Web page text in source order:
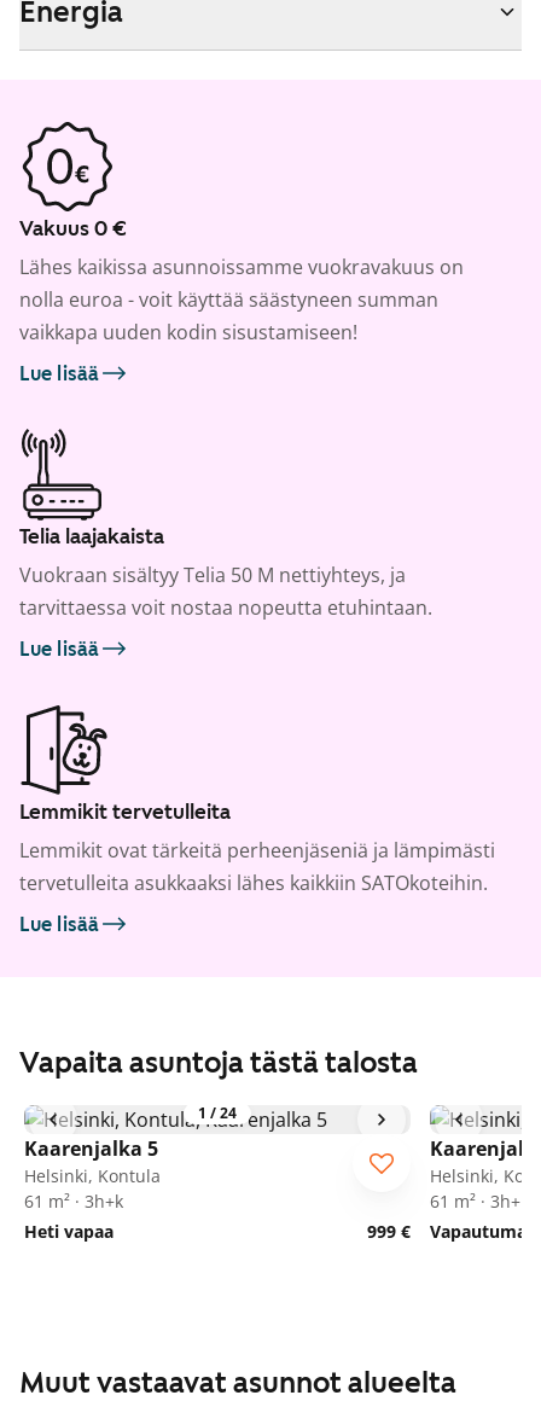
Energia
Vakuus 0 €
Lähes kaikissa asunnoissamme vuokravakuus on
nolla euroa - voit käyttää säästyneen summan
vaikkapa uuden kodin sisustamiseen!
Lue lisää
Telia laajakaista
Vuokraan sisältyy Telia 50 M nettiyhteys, ja
tarvittaessa voit nostaa nopeutta etuhintaan.
Lue lisää
Lemmikit tervetulleita
Lemmikit ovat tärkeitä perheenjäseniä ja lämpimästi
tervetulleita asukkaaksi lähes kaikkiin SATOkoteihin.
Lue lisää
Vapaita asuntoja tästä talosta
1 /24
Kaarenjalka 5
Helsinki, Kontula
61 m² · 3h+k
Heti vapaa
999 €
Helsinki,
61 m² · 3h+k
Muut vastaavat asunnot alueelta